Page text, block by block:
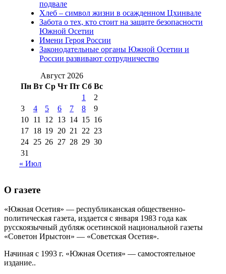
(15)№98 1 августа 2015 г
августа 2016 г(10)№98 5 июля 2014 г(10)
№98 8 августа 2013 г
августа 2012 г(14) №98+99 11 июля
2017 г(9)
№99 4 августа
2016 г(12) №99 8 июля 2014 г
августа 2012 г(11)
августа 2013 г
(12)
подвале
Хлеб – символ жизни в осажденном Цхинвале
Забота о тех, кто стоит на защите безопасности
Южной Осетии
Имени Героя России
Законодательные органы Южной Осетии и
России развивают сотрудничество
Август 2026
Пн Вт Ср Чт Пт Сб Вс
1
2
3
4 5 6 7 8
9
10 11 12 13 14 15 16
17 18 19 20 21 22 23
24 25 26 27 28 29 30
31
« Июл
О газете
«Южная Осетия» — республиканская общественно-
политическая газета, издается с января 1983 года как
русскоязычный дубляж осетинской национальной газеты
«Советон Ирыстон» — «Советская Осетия».
Начиная с 1993 г. «Южная Осетия» — самостоятельное
издание..